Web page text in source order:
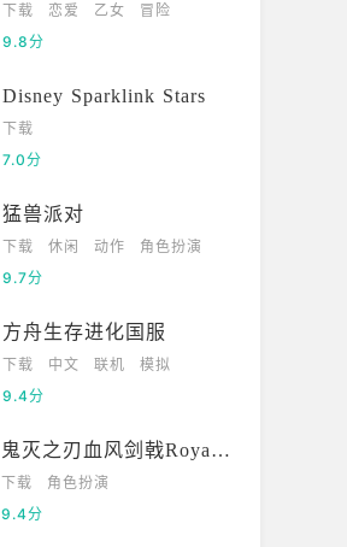
下载 恋爱 乙女
冒险
9.8分
Disney Sparklink Stars
下载
7.0分
猛兽派对
下载 休闲 动作
角色扮演
9.7分
方舟生存进化国服
下载 中文 联机
模拟
9.4分
鬼灭之刃血风剑戟Royale国际服
下载
角色扮演
9.4分